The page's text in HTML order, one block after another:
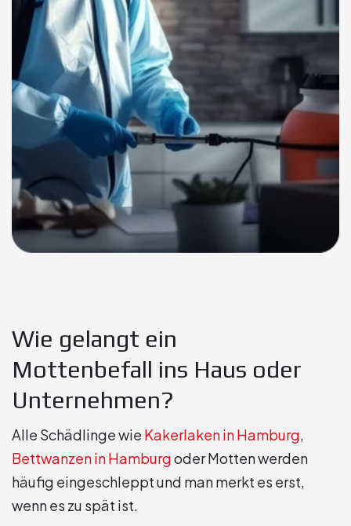
Wie gelangt ein
Mottenbefall ins Haus oder
Unternehmen?
Alle Schädlinge wie Kakerlaken in Hamburg,
Bettwanzen in Hamburgoder Motten werden
häufig eingeschleppt und man merkt es erst,
wenn es zu spät ist.